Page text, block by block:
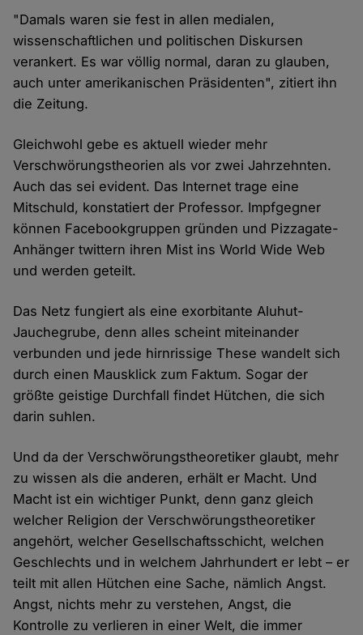
"Damals waren sie fest in allen medialen,
wissenschaftlichen und politischen Diskursen
verankert. Es war völlig normal, daran zu glauben,
auch unter amerikanischen Präsidenten", zitiert ihn
die Zeitung.
Gleichwohl gebe es aktuell wieder mehr
Verschwörungstheorien als vor zwei Jahrzehnten.
Auch das sei evident. Das Internet trage eine
Mitschuld, konstatiert der Professor. Impfgegner
können Facebookgruppen gründen und Pizzagate-
Anhänger twittern ihren Mist ins World Wide Web
und werden geteilt.
Das Netz fungiert als eine exorbitante Aluhut-
Jauchegrube, denn alles scheint miteinander
verbunden und jede hirnrissige These wandelt sich
durch einen Mausklick zum Faktum. Sogar der
größte geistige Durchfall findet Hütchen, die sich
darin suhlen.
Und da der Verschwörungstheoretiker glaubt, mehr
zu wissen als die anderen, erhält er Macht. Und
Macht ist ein wichtiger Punkt, denn ganz gleich
welcher Religion der Verschwörungstheoretiker
angehört, welcher Gesellschaftsschicht, welchen
Geschlechts und in welchem Jahrhundert er lebt – er
teilt mit allen Hütchen eine Sache, nämlich Angst.
Angst, nichts mehr zu verstehen, Angst, die
Kontrolle zu verlieren in einer Welt, die immer